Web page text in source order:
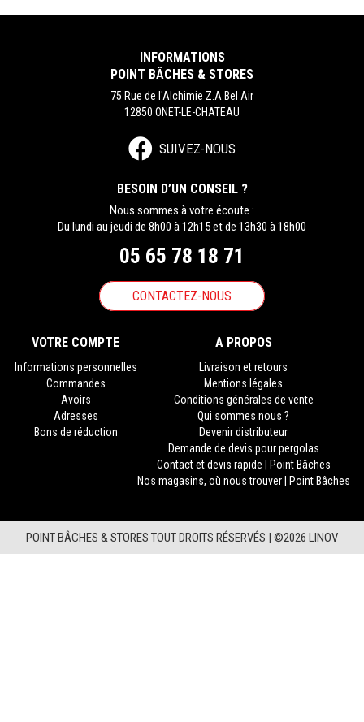
INFORMATIONS
POINT BÂCHES & STORES
75 Rue de l'Alchimie Z.A Bel Air
12850 ONET-LE-CHATEAU
SUIVEZ-NOUS
BESOIN D’UN CONSEIL ?
Nous sommes à votre écoute :
Du lundi au jeudi de 8h00 à 12h15 et de 13h30 à 18h00
05 65 78 18 71
CONTACTEZ-NOUS
VOTRE COMPTE
Informations personnelles
Commandes
Avoirs
Adresses
Bons de réduction
A PROPOS
Livraison et retours
Mentions légales
Conditions générales de vente
Qui sommes nous ?
Devenir distributeur
Demande de devis pour pergolas
Contact et devis rapide | Point Bâches
Nos magasins, où nous trouver | Point Bâches
POINT BÂCHES & STORES TOUT DROITS RÉSERVÉS | ©2026 LINOV